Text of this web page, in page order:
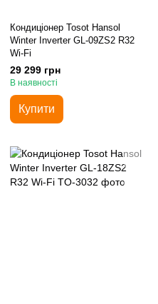
Кондиціонер Tosot Hansol
Winter Inverter GL-09ZS2 R32
Wi-Fi
29 299 грн
В наявності
Купити